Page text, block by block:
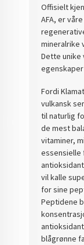
Offisielt
AFA, er
mineralrike
Dette
Fordi
vulkansk
til naturlig
de mest
vitaminer,
vil kalle
for sine
Peptidene
blågrønne